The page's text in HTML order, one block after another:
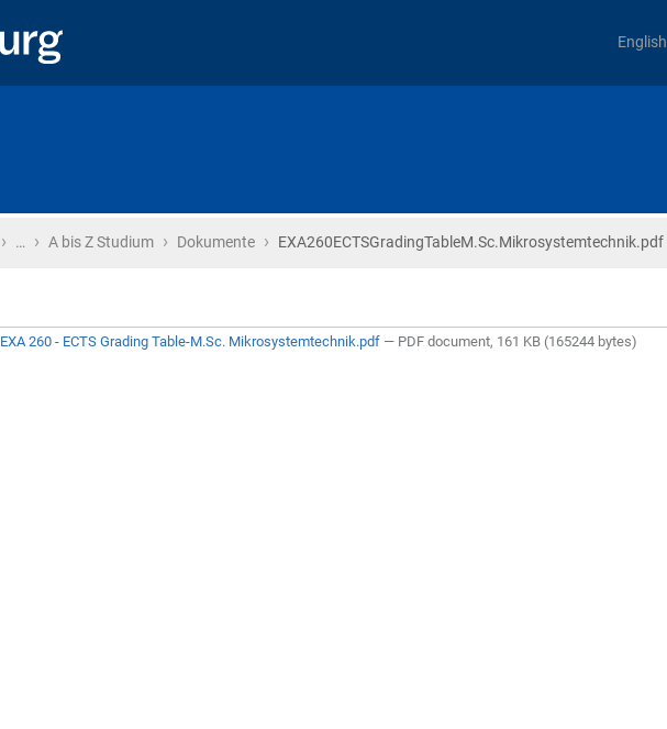
English
Startseite
› … › A bis Z Studium › Dokumente › EXA260ECTSGradingTableM.Sc.Mikrosystemtechnik.pdf
EXA 260 - ECTS Grading Table-M.Sc. Mikrosystemtechnik.pdf — PDF document, 161 KB (165244 bytes)